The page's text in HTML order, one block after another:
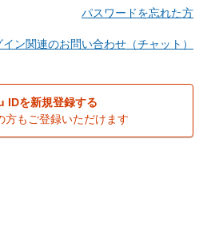
パスワードを忘れた方
イン関連のお問い合わせ（チャット）
IDを新規登録する
方もご登録いただけます